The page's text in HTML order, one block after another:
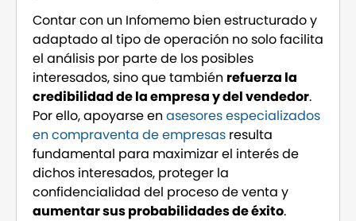
Contar con un Infomemo bien estructurado y
adaptado al tipo de operación no solo facilita
el análisis por parte de los posibles
interesados, sino que también refuerza la
credibilidad de la empresa y del vendedor.
Por ello, apoyarse enasesores especializados
en compraventa de empresas resulta
fundamental para maximizar el interés de
dichos interesados, proteger la
confidencialidad del proceso de venta y
aumentar sus probabilidades de éxito.